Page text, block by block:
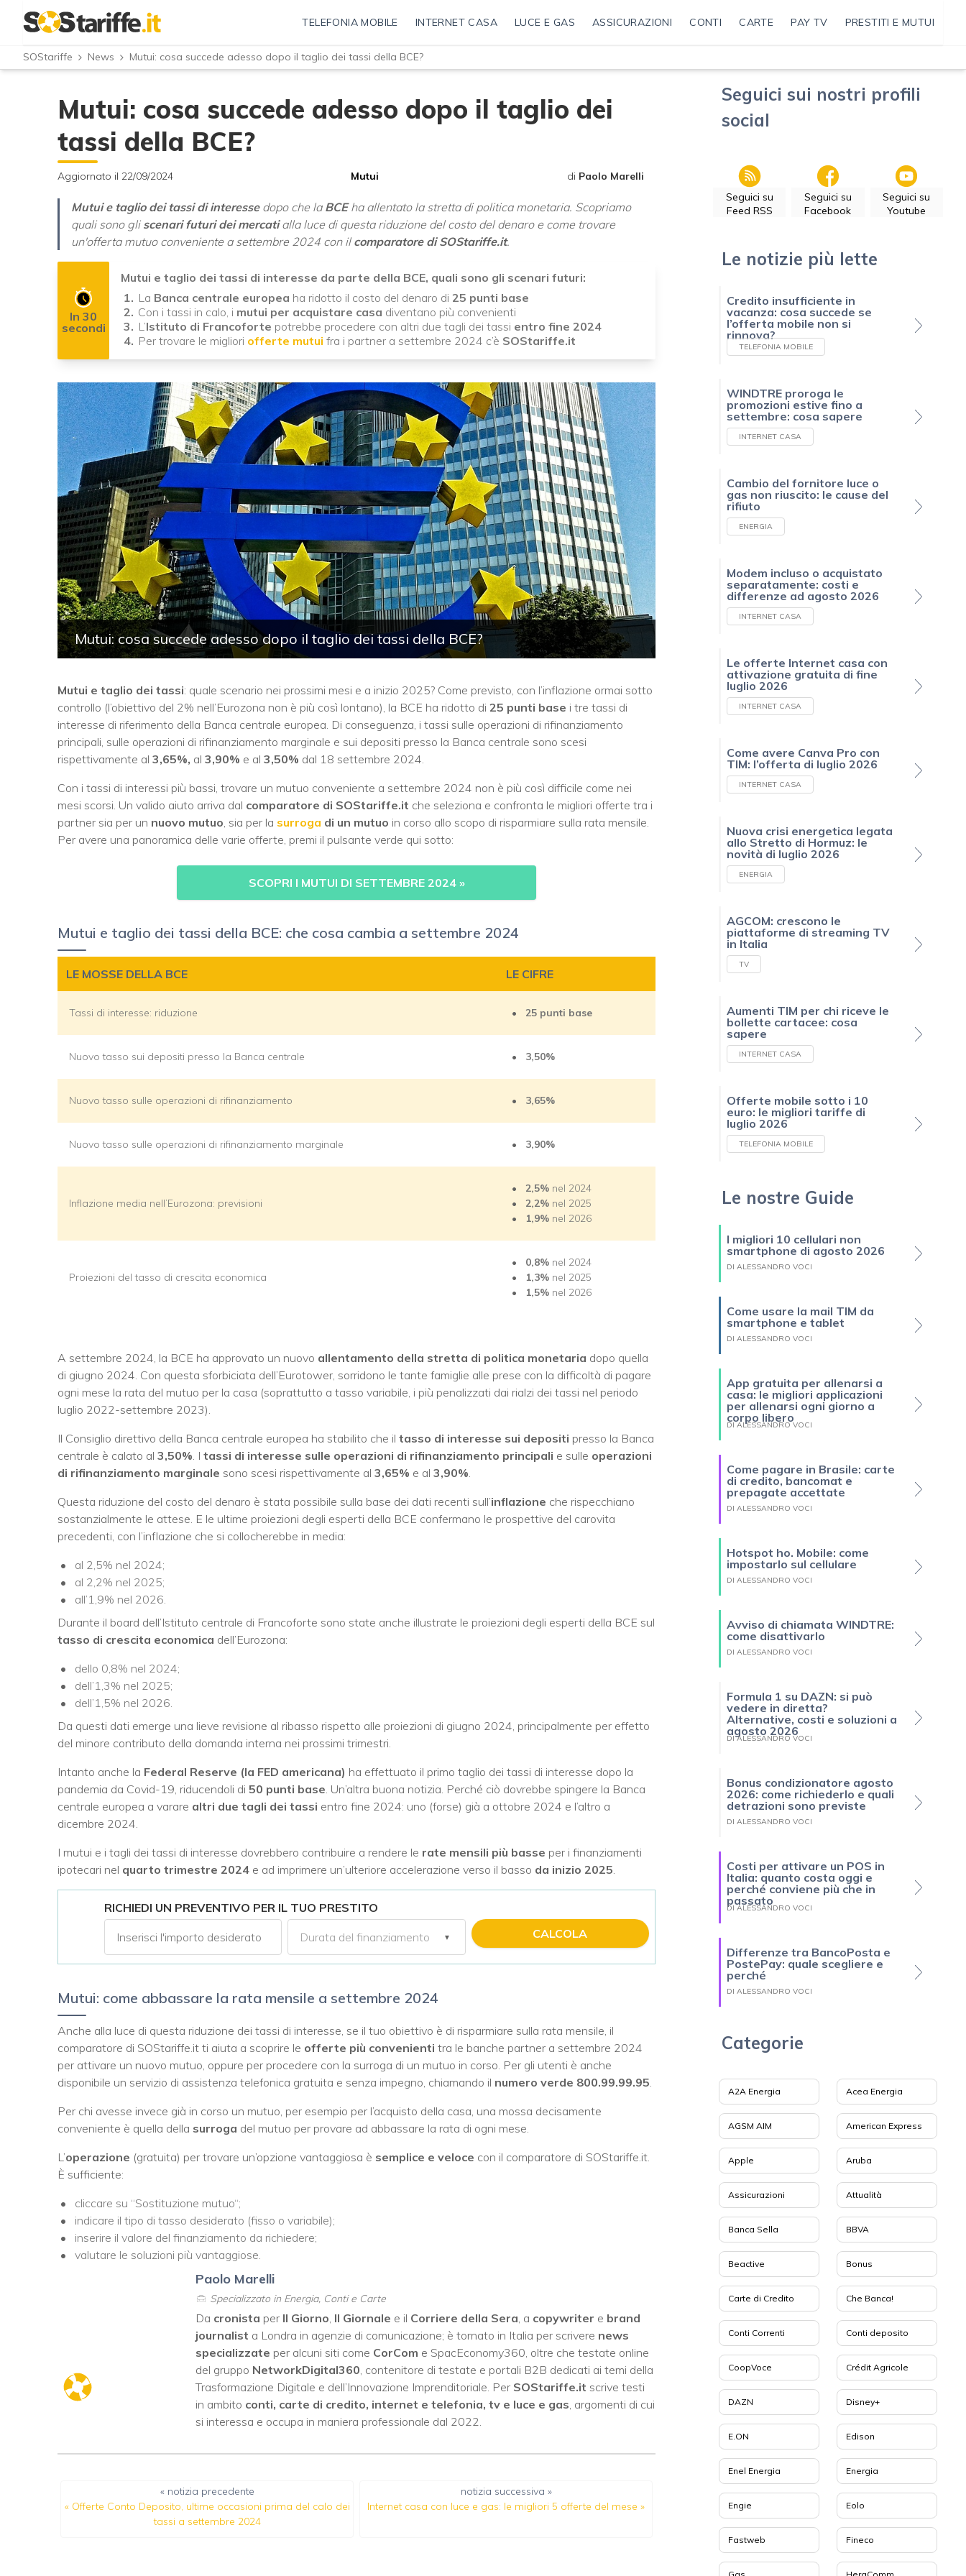
TELEFONIA MOBILE INTERNET CASA LUCE E GAS ASSICURAZIONI CONTI CARTE PAY TV PRESTITI E MUTUI
SOStariffe News Mutui: cosa succede adesso dopo il taglio dei tassi della BCE?
Mutui: cosa succede adesso dopo il taglio dei
tassi della BCE?
Aggiornato il 22/09/2024 Mutui di Paolo Marelli
Mutui e taglio dei tassi di interesse dopo che la BCEha allentato la stretta di politica monetaria. Scopriamo
quali sono gli scenari futuri dei mercatialla luce di questa riduzione del costo del denaro e come trovare
un'offerta mutuo conveniente a settembre 2024 con il comparatore di SOStariffe.it.
In 30
secondi
Mutui e taglio dei tassi di interesse da parte della BCE, quali sono gli scenari futuri:
La Banca centrale europea ha ridotto il costo del denaro di 25 punti base
Con i tassi in calo, i mutui per acquistare casa diventano più convenienti
L’Istituto di Francoforte potrebbe procedere con altri due tagli dei tassi entro fine 2024
Per trovare le migliori offerte mutui fra i partner a settembre 2024 c’è SOStariffe.it
Mutui: cosa succede adesso dopo il taglio dei tassi della BCE?
Mutui e taglio dei tassi: quale scenario nei prossimi mesi e a inizio 2025? Come previsto, con l’inflazione ormai sotto
controllo (l’obiettivo del 2% nell’Eurozona non è più così lontano), la BCE ha ridotto di 25 punti base i tre tassi di
interesse di riferimento della Banca centrale europea. Di conseguenza, i tassi sulle operazioni di rifinanziamento
principali, sulle operazioni di rifinanziamento marginale e sui depositi presso la Banca centrale sono scesi
rispettivamente al 3,65%, al 3,90% e al 3,50% dal 18 settembre 2024.
Con i tassi di interessi più bassi, trovare un mutuo conveniente a settembre 2024 non è più così difficile come nei
mesi scorsi. Un valido aiuto arriva dal comparatore di SOStariffe.it che seleziona e confronta le migliori offerte tra i
partner sia per un nuovo mutuo, sia per la surroga di un mutuo in corso allo scopo di risparmiare sulla rata mensile.
Per avere una panoramica delle varie offerte, premi il pulsante verde qui sotto:
SCOPRI I MUTUI DI SETTEMBRE 2024 »
Mutui e taglio dei tassi della BCE: che cosa cambia a settembre 2024
LE MOSSE DELLA BCE LE CIFRE
Tassi di interesse: riduzione 25 punti base
Nuovo tasso sui depositi presso la Banca centrale 3,50%
Nuovo tasso sulle operazioni di rifinanziamento 3,65%
Nuovo tasso sulle operazioni di rifinanziamento marginale 3,90%
Inflazione media nell’Eurozona: previsioni
2,5% nel 2024
2,2% nel 2025
1,9% nel 2026
Proiezioni del tasso di crescita economica
0,8% nel 2024
1,3% nel 2025
1,5% nel 2026
A settembre 2024, la BCE ha approvato un nuovo allentamento della stretta di politica monetaria dopo quella
di giugno 2024. Con questa sforbiciata dell’Eurotower, sorridono le tante famiglie alle prese con la difficoltà di pagare
ogni mese la rata del mutuo per la casa (soprattutto a tasso variabile, i più penalizzati dai rialzi dei tassi nel periodo
luglio 2022-settembre 2023).
Il Consiglio direttivo della Banca centrale europea ha stabilito che il tasso di interesse sui depositi presso la Banca
centrale è calato al 3,50% . I tassi di interesse sulle operazioni di rifinanziamento principali e sulle operazioni
di rifinanziamento marginale sono scesi rispettivamente al 3,65% e al 3,90%
Questa riduzione del costo del denaro è stata possibile sulla base dei dati recenti sull’inflazione che rispecchiano
sostanzialmente le attese. E le ultime proiezioni degli esperti della BCE confermano le prospettive del carovita
precedenti, con l’inflazione che si collocherebbe in media:
al 2,5% nel 2024;
al 2,2% nel 2025;
all’1,9% nel 2026.
Durante il board dell’Istituto centrale di Francoforte sono state anche illustrate le proiezioni degli esperti della BCE sul
tasso di crescita economica dell’Eurozona:
dello 0,8% nel 2024;
dell’1,3% nel 2025;
dell’1,5% nel 2026.
Da questi dati emerge una lieve revisione al ribasso rispetto alle proiezioni di giugno 2024, principalmente per effetto
del minore contributo della domanda interna nei prossimi trimestri.
Intanto anche la Federal Reserve (la FED americana) ha effettuato il primo taglio dei tassi di interesse dopo la
pandemia da Covid-19, riducendoli di 50 punti base . Un’altra buona notizia. Perché ciò dovrebbe spingere la Banca
centrale europea a varare altri due tagli dei tassi entro fine 2024: uno (forse) già a ottobre 2024 e l’altro a
dicembre 2024.
I mutui e i tagli dei tassi di interesse dovrebbero contribuire a rendere le rate mensili più basse per i finanziamenti
ipotecari nel quarto trimestre 2024 e ad imprimere un’ulteriore accelerazione verso il basso da inizio 2025
RICHIEDI UN PREVENTIVO PER IL TUO PRESTITO
CALCOLA
Mutui: come abbassare la rata mensile a settembre 2024
Anche alla luce di questa riduzione dei tassi di interesse, se il tuo obiettivo è di risparmiare sulla rata mensile, il
comparatore di SOStariffe.it ti aiuta a scoprire le offerte più convenienti tra le banche partner a settembre 2024
per attivare un nuovo mutuo, oppure per procedere con la surroga di un mutuo in corso. Per gli utenti è anche
disponibile un servizio di assistenza telefonica gratuita e senza impegno, chiamando il numero verde 800.99.99.95
Per chi avesse invece già in corso un mutuo, per esempio per l’acquisto della casa, una mossa decisamente
conveniente è quella della surroga del mutuo per provare ad abbassare la rata di ogni mese.
L’operazione (gratuita) per trovare un’opzione vantaggiosa è semplice e veloce con il comparatore di SOStariffe.it.
È sufficiente:
cliccare su “Sostituzione mutuo“;
indicare il tipo di tasso desiderato (fisso o variabile);
inserire il valore del finanziamento da richiedere;
valutare le soluzioni più vantaggiose.
Paolo Marelli
Specializzato in Energia, Conti e Carte
Da cronista per Il Giorno Il Giornale e il Corriere della Sera , a copywriter e brand
journalist a Londra in agenzie di comunicazione; è tornato in Italia per scrivere news
specializzate per alcuni siti come CorCom e SpacEconomy360, oltre che testate online
del gruppo NetworkDigital360 , contenitore di testate e portali B2B dedicati ai temi della
Trasformazione Digitale e dell’Innovazione Imprenditoriale. Per SOStariffe.it scrive testi
in ambito conti, carte di credito, internet e telefonia, tv e luce e gas , argomenti di cui
si interessa e occupa in maniera professionale dal 2022.
« notizia precedente
« Offerte Conto Deposito, ultime occasioni prima del calo dei
tassi a settembre 2024
notizia successiva »
Internet casa con luce e gas: le migliori 5 offerte del mese »
Seguici sui nostri profili
social
Seguici su
Feed RSS
Seguici su
Facebook
Seguici su
Youtube
Le notizie più lette
Credito insufficiente in
vacanza: cosa succede se
l’offerta mobile non si
rinnova?
TELEFONIA MOBILE
WINDTRE proroga le
promozioni estive fino a
settembre: cosa sapere
INTERNET CASA
Cambio del fornitore luce o
gas non riuscito: le cause del
rifiuto
ENERGIA
Modem incluso o acquistato
separatamente: costi e
differenze ad agosto 2026
INTERNET CASA
Le offerte Internet casa con
attivazione gratuita di fine
luglio 2026
INTERNET CASA
Come avere Canva Pro con
TIM: l’offerta di luglio 2026
INTERNET CASA
Nuova crisi energetica legata
allo Stretto di Hormuz: le
novità di luglio 2026
ENERGIA
AGCOM: crescono le
piattaforme di streaming TV
in Italia
TV
Aumenti TIM per chi riceve le
bollette cartacee: cosa
sapere
INTERNET CASA
Offerte mobile sotto i 10
euro: le migliori tariffe di
luglio 2026
TELEFONIA MOBILE
Le nostre Guide
I migliori 10 cellulari non
smartphone di agosto 2026
DI ALESSANDRO VOCI
Come usare la mail TIM da
smartphone e tablet
DI ALESSANDRO VOCI
App gratuita per allenarsi a
casa: le migliori applicazioni
per allenarsi ogni giorno a
corpo libero
DI ALESSANDRO VOCI
Come pagare in Brasile: carte
di credito, bancomat e
prepagate accettate
DI ALESSANDRO VOCI
Hotspot ho. Mobile: come
impostarlo sul cellulare
DI ALESSANDRO VOCI
Avviso di chiamata WINDTRE:
come disattivarlo
DI ALESSANDRO VOCI
Formula 1 su DAZN: si può
vedere in diretta?
Alternative, costi e soluzioni a
agosto 2026
DI ALESSANDRO VOCI
Bonus condizionatore agosto
2026: come richiederlo e quali
detrazioni sono previste
DI ALESSANDRO VOCI
Costi per attivare un POS in
Italia: quanto costa oggi e
perché conviene più che in
passato
DI ALESSANDRO VOCI
Differenze tra BancoPosta e
PostePay: quale scegliere e
perché
DI ALESSANDRO VOCI
Categorie
A2A Energia Acea Energia
AGSM AIM American Express
Apple Aruba
Assicurazioni Attualità
Banca Sella BBVA
Beactive Bonus
Carte di Credito Che Banca!
Conti Correnti Conti deposito
CoopVoce Crédit Agricole
DAZN Disney+
E.ON Edison
Enel Energia Energia
Engie Eolo
Fastweb Fineco